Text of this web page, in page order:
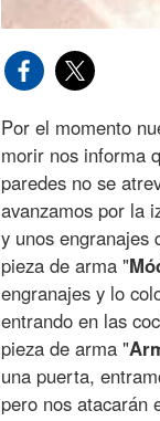
Por el momento
morir nos informa
paredes no se
avanzamos por la
y unos engranajes
pieza de arma "
engranajes y lo
entrando en las
pieza de arma "
una puerta,
pero nos atacarán